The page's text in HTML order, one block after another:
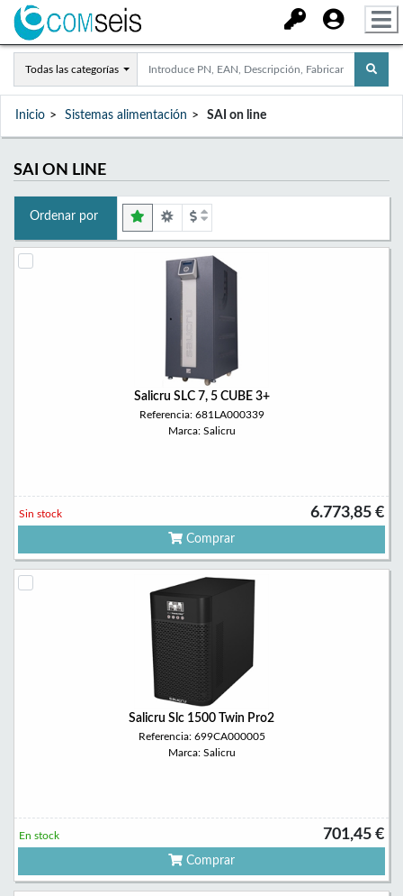
Todas las categorías
Inicio Sistemas alimentación SAI on line
SAI ON LINE
Ordenar por
Salicru SLC 7, 5 CUBE 3+
Referencia: 681LA000339
Marca: Salicru
6.773,85 €
Sin stock
Comprar
Salicru Slc 1500 Twin Pro2
Referencia: 699CA000005
Marca: Salicru
701,45 €
En stock
Comprar